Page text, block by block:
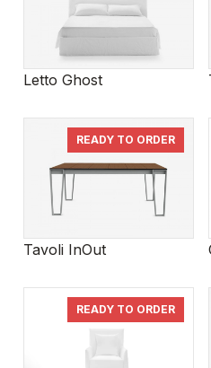
Letto Ghost
READY TO ORDER
Tavoli InOut
READY TO ORDER